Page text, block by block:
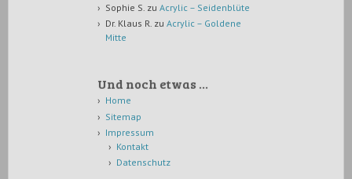
Sophie S. zu Acrylic – Seidenblüte
Dr. Klaus R.zu Acrylic – Goldene
Mitte
Und noch etwas …
Home
Sitemap
Impressum
Kontakt
Datenschutz